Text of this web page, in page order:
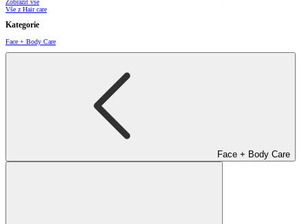
Vše z Hair care
Kategorie
Face + Body Care
Face + Body Care